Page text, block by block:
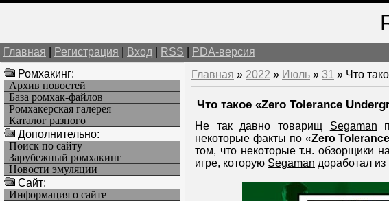
Главная Регистрация Вход RSS PDA-версия
Ромхакинг:
Архив новостей
База ромхак-файлов
Ромхакерская галерея
Каталог разного
Дополнительно:
Поиск по сайту
Зарубежный ромхакинг
Новости эмуляции
Cайт:
Информация о сайте
Главная » 2022 » Июль » 31 » Что
Что такое «Zero Tolerance
Не так давно товарищ Segaman
некоторые факты по «Zero
том, что некоторые т.н. обзорщики на
игре, которую Segaman доработал из